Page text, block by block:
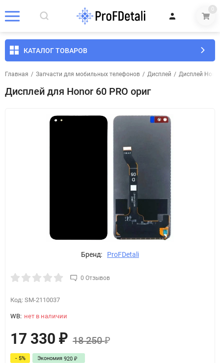
0
КАТАЛОГ ТОВАРОВ
Главная / Запчасти для мобильных телефонов / Дисплей / Дисплей
Дисплей для Honor 60 PRO ориг
Бренд: ProFDetali
0 Отзывов
Код: SM-2110037
WB: нет в наличии
17 330 ₽ 18 250₽
- 5% Экономия 920 ₽